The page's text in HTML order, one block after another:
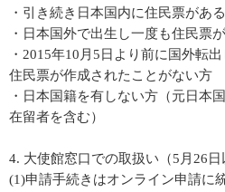
・引き続き日本国内に住民票があ
・日本国外で出生し一度も住民票
・2015年10月5日より前に国外転
住民票が作成されたことがない方
・日本国籍を有しない方（元日本
在留者を含む）
4. 大使館窓口での取扱い（5月26日
(1)申請手続きはオンライン申請に